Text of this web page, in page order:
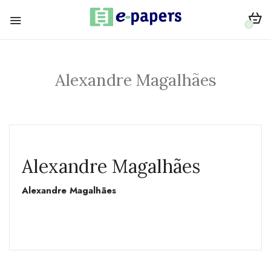
0
Alexandre Magalhães
Alexandre Magalhães
Alexandre Magalhães